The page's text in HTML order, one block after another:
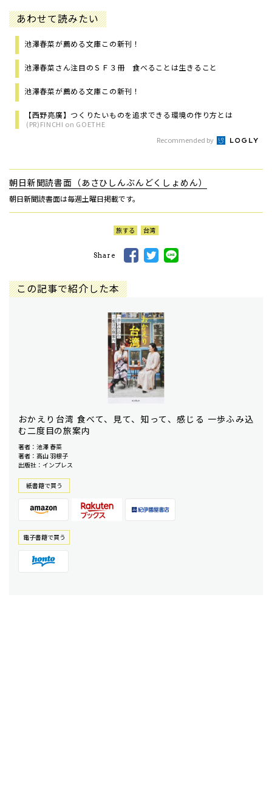
あわせて読みたい
池澤春菜が薦める文庫この新刊！
池澤春菜さん注目のＳＦ３冊 食べることは生きること
池澤春菜が薦める文庫この新刊！
【西野亮廣】つくりたいものを追求できる環境の作り方とは
(PR)FINCHI on GOETHE
Recommended by
朝日新聞読書面（あさひしんぶんどくしょめん）
朝日新聞読書面は毎週土曜日掲載です。
旅する 台湾
Share
この記事で紹介した本
おかえり台湾 食べて、見て、知って、感じる 一歩ふみ込
む二度目の旅案内
著者：池澤 春菜
著者：高山 羽根子
出版社：インプレス
紙書籍で買う
電⼦書籍で買う